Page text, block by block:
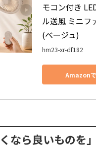
モコン付き
ル送風 ミニフ
(ベージュ)
hm23-xr-df182
Amazon
くなら良いものを